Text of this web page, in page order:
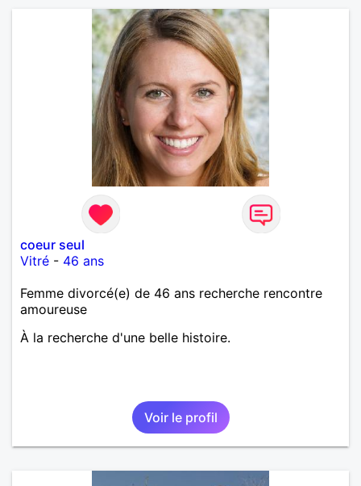
coeur seul
Vitré - 46 ans
Femme divorcé(e) de 46 ans recherche rencontre
amoureuse
À la recherche d'une belle histoire.
Voir le profil